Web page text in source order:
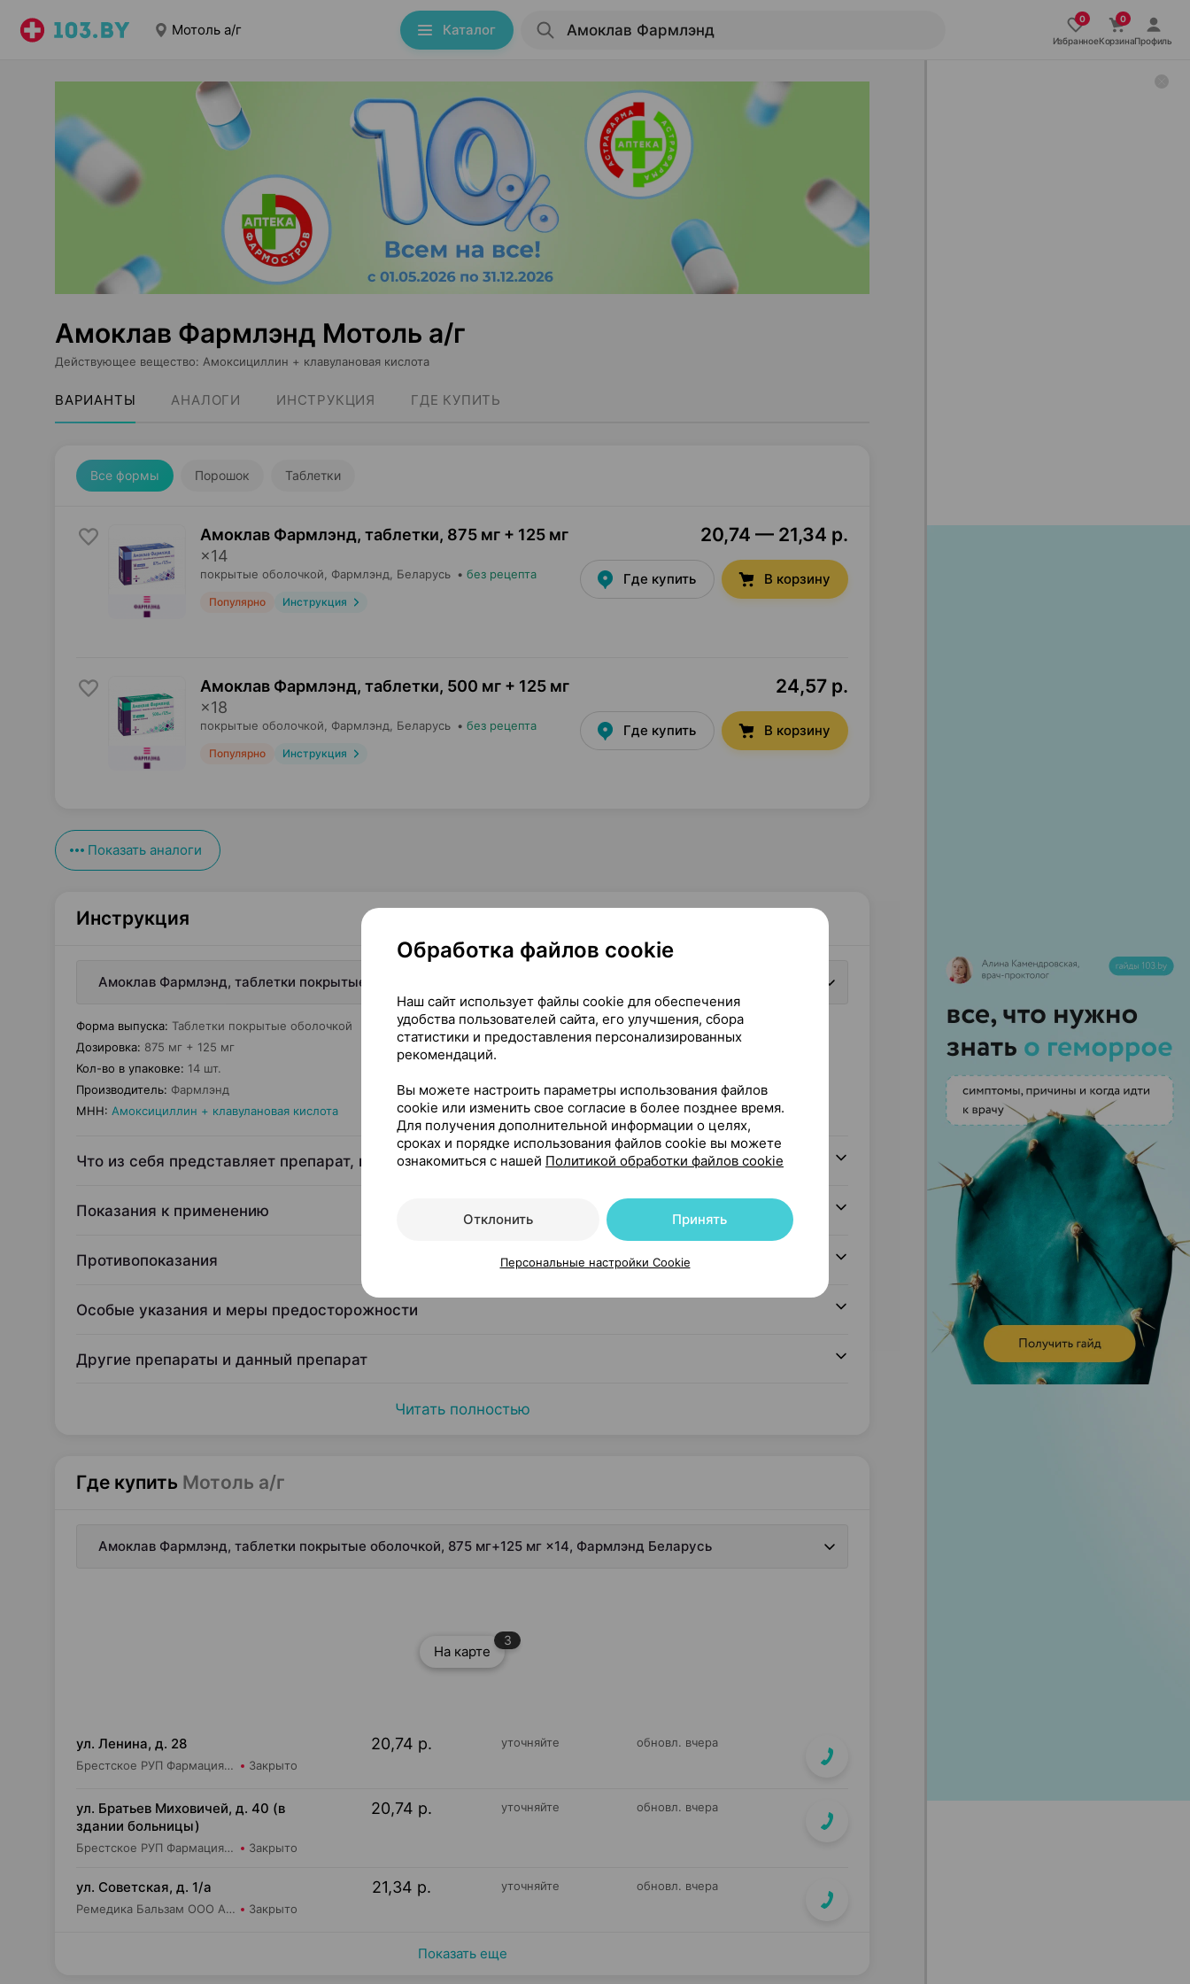
Мотоль а/г Каталог
ИзбранноеКорзинаПрофиль
Амоклав Фармлэнд Мотоль а/г
Действующее вещество: Амоксициллин + клавулановая кислота
ВАРИАНТЫ АНАЛОГИ ИНСТРУКЦИЯ ГДЕ КУПИТЬ
Все формы Порошок Таблетки
Амоклав Фармлэнд, таблетки, 875 мг + 125 мг
×14
покрытые оболочкой, Фармлэнд , Беларусь • без рецепта
Популярно Инструкция
20,74 — 21,34 р.
Где купить В корзину
Амоклав Фармлэнд, таблетки, 500 мг + 125 мг
×18
покрытые оболочкой, Фармлэнд , Беларусь • без рецепта
Популярно Инструкция
24,57 р.
Где купить В корзину
Показать аналоги
Инструкция
Амоклав Фармлэнд, таблетки покрытые оболочкой, 875 мг + 125 мг ×14, Фармлэнд Беларусь
Форма выпуска: Таблетки покрытые оболочкой
Дозировка: 875 мг + 125 мг
Кол-во в упаковке: 14 шт.
Производитель: Фармлэнд
МНН: Амоксициллин + клавулановая кислота
Что из себя представляет препарат, и для чего его применяют
Показания к применению
Противопоказания
Особые указания и меры предосторожности
Другие препараты и данный препарат
Читать полностью
Где купить Мотоль а/г
Амоклав Фармлэнд, таблетки покрытые оболочкой, 875 мг+125 мг ×14, Фармлэнд Беларусь
На карте
3
ул. Ленина, д. 28
Брестское РУП Фармация Аптека №75 Закрыто
20,74 р. уточняйте обновл. вчера
ул. Братьев Миховичей, д. 40 (в
здании больницы)
Брестское РУП Фармация Аптека №213 Закрыто
20,74 р. уточняйте обновл. вчера
ул. Советская, д. 1/а
Ремедика Бальзам ООО Аптека №15 Закрыто
21,34 р. уточняйте обновл. вчера
Показать еще
Обработка файлов cookie
Наш сайт использует файлы cookie для обеспечения
удобства пользователей сайта, его улучшения, сбора
статистики и предоставления персонализированных
рекомендаций.
Вы можете настроить параметры использования файлов
cookie или изменить свое согласие в более позднее время.
Для получения дополнительной информации о целях,
сроках и порядке использования файлов cookie вы можете
ознакомиться с нашей Политикой обработки файлов cookie
Отклонить Принять
Персональные настройки Cookie